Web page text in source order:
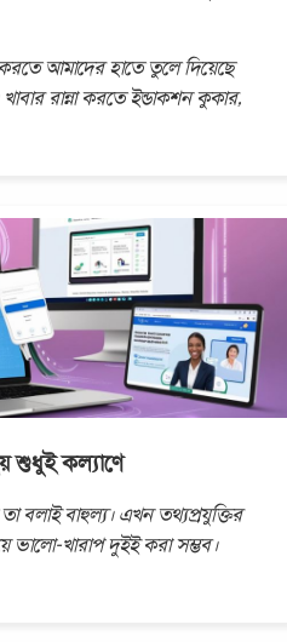
আমাদের হাতে তুলে দিয়েছে
রান্না করতে ইন্ডাকশন কুকার,
শুধুই কল্যাণে
বলাই বাহুল্য। এখন তথ্যপ্রযুক্তির
ভালো-খারাপ দুইই করা সম্ভব।